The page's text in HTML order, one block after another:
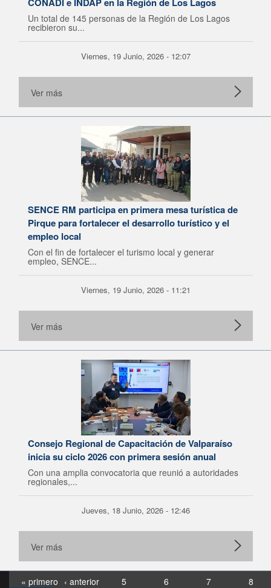
Un total de 145 personas de la Región de Los Lagos
recibieron su...
Viernes, 19 Junio, 2026 - 12:07
Ver más
SENCE RM participa en primera mesa turística de
Pirque para fortalecer el desarrollo turístico y el
empleo local
Con el fin de fortalecer el turismo local y generar
empleo, SENCE...
Viernes, 19 Junio, 2026 - 11:21
Ver más
Consejo Regional de Capacitación de Valparaíso
inicia su ciclo 2026 con primera sesión anual
Con una amplia convocatoria que reunió a autoridades
regionales,...
Jueves, 18 Junio, 2026 - 12:46
Ver más
« primero ‹ anterior 5 6 7
8